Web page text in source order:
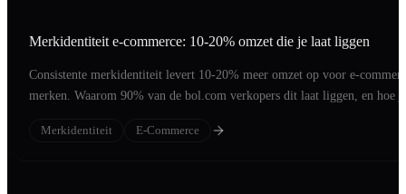
Merkidentiteit e-commerce: 10-20% omzet die je laat liggen
Consistente merkidentiteit levert 10-20% meer omzet op voor e-
merken. Waarom 90% van de bol.com verkopers dit laat liggen, en hoe
Merkidentiteit
E-Commerce